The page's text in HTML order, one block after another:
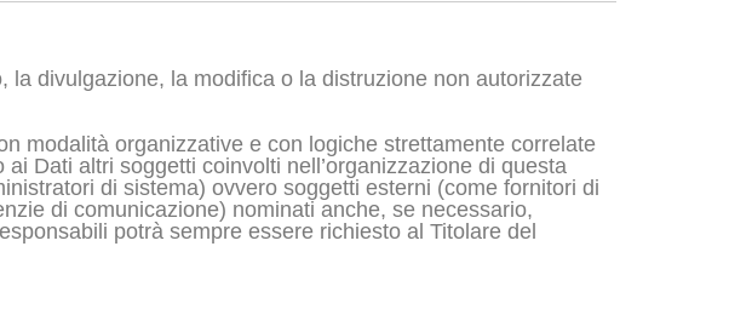
la divulgazione, la modifica o la distruzione non autorizzate
modalità organizzative e con logiche strettamente correlate
Dati altri soggetti coinvolti nell’organizzazione di questa
di sistema) ovvero soggetti esterni (come fornitori di
di comunicazione) nominati anche, se necessario,
potrà sempre essere richiesto al Titolare del